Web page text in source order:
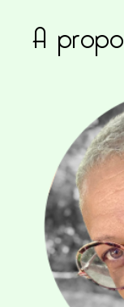
Enregistrer mon nom, mon
A